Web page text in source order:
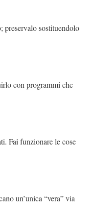
preservalo sostituendolo
con programmi che
Fai funzionare le cose
un’unica “vera” via